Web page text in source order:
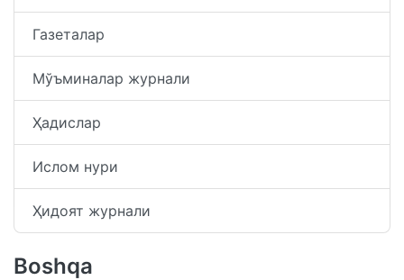
Газеталар
Мўъминалар журнали
Ҳадислар
Ислом нури
Ҳидоят журнали
Boshqa